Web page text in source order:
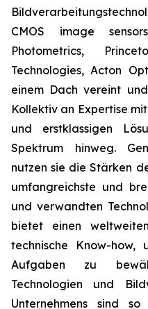
CMOS image
Photometrics,
Technologies, Acton
einem Dach vereint
Kollektiv an Expertise
und erstklassigen
Spektrum hinweg.
nutzen sie die Stärken
umfangreichste und
und verwandten
bietet einen
technische Know-how,
Aufgaben zu
Technologien und
Unternehmens sind